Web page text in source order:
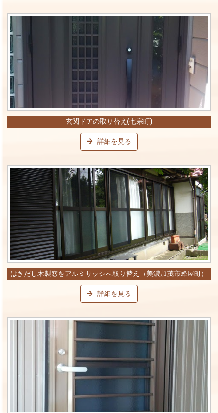
玄関ドアの取り替え(七宗町)
詳細を見る
はきだし木製窓をアルミサッシへ取り替え（美濃加茂市蜂屋町）
詳細を見る